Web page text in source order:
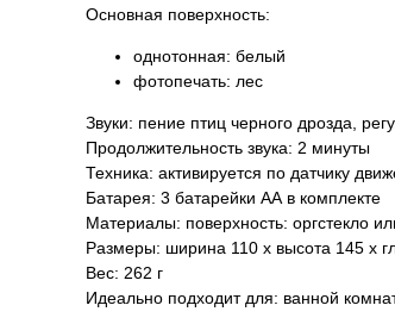
Основная поверхность:
однотонная: белый
фотопечать: лес
Звуки: пение птиц черного дрозда,
Продолжительность звука: 2 минуты
Техника: активируется по датчику
Батарея: 3 батарейки АА в комплекте
Материалы: поверхность: оргстекло
Размеры: ширина 110 х высота 145 х
Вес: 262 г
Идеально подходит для: ванной